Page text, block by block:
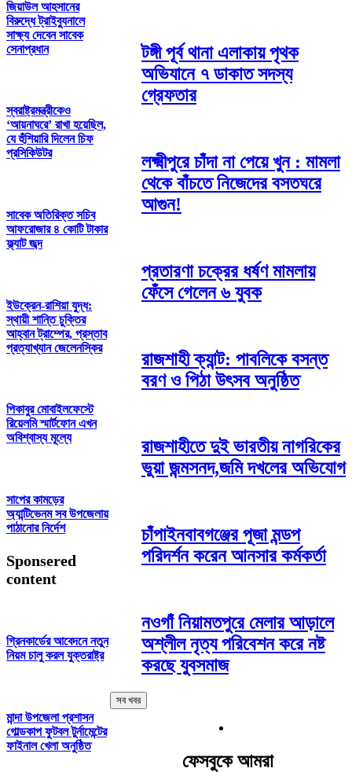
জিয়াউল আহসানের
বিরুদ্ধে ট্রাইব্যুনালে
সাক্ষ্য দেবেন সাবেক
সেনাপ্রধান
স্বরাষ্ট্রমন্ত্রীকেও
‘আয়নাঘরে’ রাখা হয়েছিল,
যে হুঁশিয়ারি দিলেন চিফ
প্রসিকিউটর
সাবেক অতিরিক্ত সচিব
আফরোজার ‎৪ কোটি টাকার
ফ্ল্যাট জব্দ
ইউক্রেন-রাশিয়া যুদ্ধ:
স্থায়ী শান্তি চুক্তির
আহ্বান ট্রাম্পের, প্রস্তাব
প্রত্যাখ্যান জেলেনস্কির
পিকাবুর মোবাইলফেস্টে
রিয়েলমি স্মার্টফোন এখন
অবিশ্বাস্য মূল্যে
সাপের কামড়ের
অ্যান্টিভেনম সব উপজেলায়
পাঠানোর নির্দেশ
Sponsered
content
গ্রিনকার্ডের আবেদনে নতুন
নিয়ম চালু করল যুক্তরাষ্ট্র
মান্দা উপজেলা প্রশাসন
গোল্ডকাপ ফুটবল টুর্নামেন্টের
ফাইনাল খেলা অনুষ্ঠিত
টঙ্গী পূর্ব থানা এলাকায় পৃথক
অভিযানে ৭ ডাকাত সদস্য
গ্রেফতার
লক্ষ্মীপুরে চাঁদা না পেয়ে খুন : মামলা
থেকে বাঁচতে নিজেদের বসতঘরে
আগুন!
প্রতারণা চক্রের ধর্ষণ মামলায়
ফেঁসে গেলেন ৬ যুবক
রাজশাহী ক্যান্ট: পাবলিকে বসন্ত
বরণ ও পিঠা উৎসব অনুষ্ঠিত
রাজশাহীতে দুই ভারতীয় নাগরিকের
ভুয়া জন্মসনদ,জমি দখলের অভিযোগ
চাঁপাইনবাবগঞ্জের পূজা মন্ডপ
পরিদর্শন করেন আনসার কর্মকর্তা
নওগাঁ নিয়ামতপুরে মেলার আড়ালে
অশ্লীল নৃত্য পরিবেশন করে নষ্ট
করছে যুবসমাজ
সব খবর
ফেসবুকে আমরা